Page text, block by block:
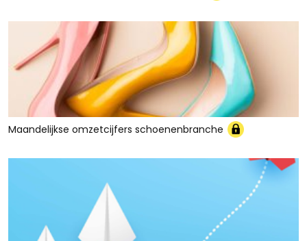
Maandelijkse omzetcijfers schoenenbranche